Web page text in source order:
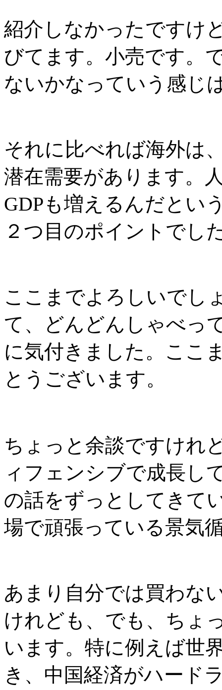
紹介しなかったですけ
びてます。小売です。
ないかなっていう感じ
それに比べれば海外は
潜在需要があります。
GDPも増えるんだとい
２つ目のポイントでし
ここまでよろしいでし
て、どんどんしゃべっ
に気付きました。ここ
とうございます。
ちょっと余談ですけれ
ィフェンシブで成長し
の話をずっとしてきて
場で頑張っている景気
あまり自分では買わな
けれども、でも、ちょ
います。特に例えば世
き、中国経済がハード